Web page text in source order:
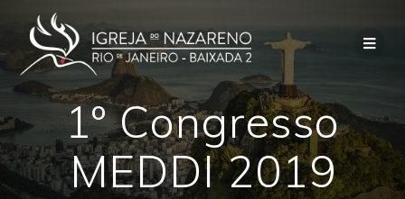
1º Congresso
MEDDI 2019